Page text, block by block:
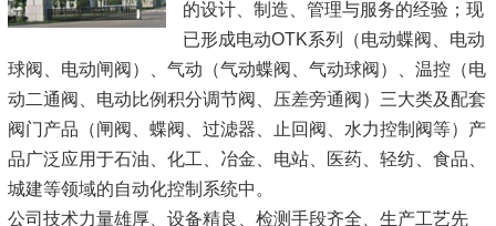
的设计、制造、管理与服务的经验；现
已形成电动OTK系列（电动蝶阀、电动
球阀、电动闸阀）、气动（气动蝶阀、气动球阀）、温控（电
动二通阀、电动比例积分调节阀、压差旁通阀）三大类及配套
阀门产品（闸阀、蝶阀、过滤器、止回阀、水力控制阀等）产
品广泛应用于石油、化工、冶金、电站、医药、轻纺、食品、
城建等领域的自动化控制系统中。
公司技术力量雄厚、设备精良、检测手段齐全、生产工艺先